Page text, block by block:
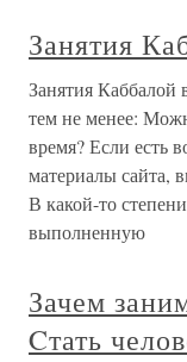
Занятия
Занятия Каббалой
тем не менее:
время? Если есть
материалы сайта,
В какой-то
выполненную
Зачем
Cтать